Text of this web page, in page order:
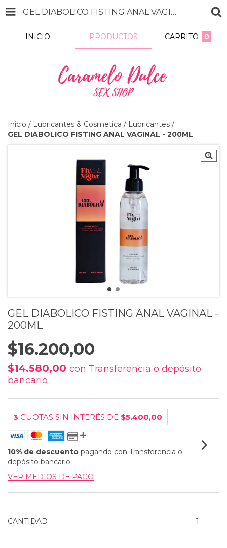
GEL DIABOLICO FISTING ANAL VAGINAL - 200ML
INICIO PRODUCTOS CARRITO 0
Inicio / Lubricantes & Cosmetica / Lubricantes /
GEL DIABOLICO FISTING ANAL VAGINAL - 200ML
GEL DIABOLICO FISTING ANAL VAGINAL -
200ML
$16.200,00
$14.580,00 con Transferencia o depósito
bancario
3 CUOTAS SIN INTERÉS DE $5.400,00
10% de descuento pagando con Transferencia o
depósito bancario
VER MEDIOS DE PAGO
CANTIDAD